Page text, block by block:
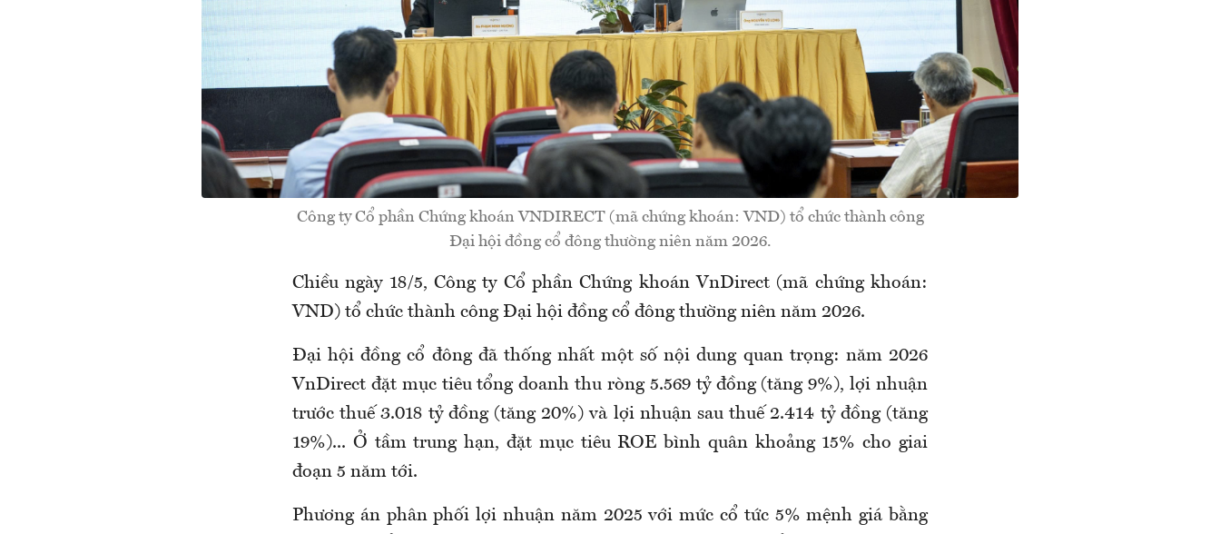
Công ty Cổ phần Chứng khoán VNDIRECT (mã chứng khoán: VND) tổ chức thành công
Đại hội đồng cổ đông thường niên năm 2026.
Chiều ngày 18/5, Công ty Cổ phần Chứng khoán VnDirect (mã chứng khoán:
VND) tổ chức thành công Đại hội đồng cổ đông thường niên năm 2026.
Đại hội đồng cổ đông đã thống nhất một số nội dung quan trọng: năm 2026
VnDirect đặt mục tiêu tổng doanh thu ròng 5.569 tỷ đồng (tăng 9%), lợi nhuận
trước thuế 3.018 tỷ đồng (tăng 20%) và lợi nhuận sau thuế 2.414 tỷ đồng (tăng
19%)... Ở tầm trung hạn, đặt mục tiêu ROE bình quân khoảng 15% cho giai
đoạn 5 năm tới.
Phương án phân phối lợi nhuận năm 2025 với mức cổ tức 5% mệnh giá bằng